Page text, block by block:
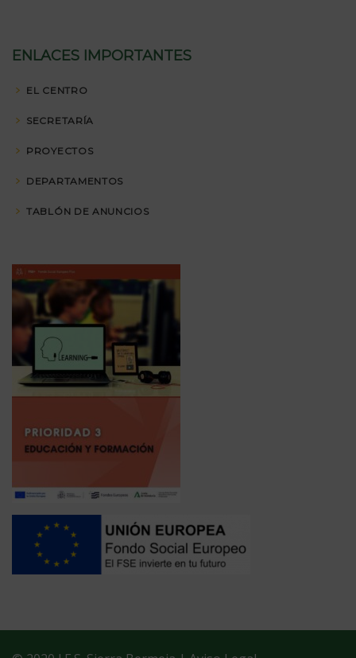
ENLACES IMPORTANTES
EL CENTRO
SECRETARÍA
PROYECTOS
DEPARTAMENTOS
TABLÓN DE ANUNCIOS